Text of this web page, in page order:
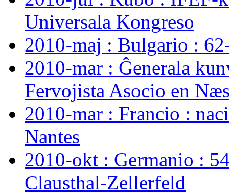
Universala Kongreso
2010-maj : Bulgario :
2010-mar : Ĝenerala
Fervojista Asocio en
2010-mar : Francio :
Nantes
2010-okt : Germanio :
Clausthal-Zellerfeld